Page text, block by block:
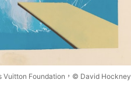
Vuitton Foundation，© David Hockney